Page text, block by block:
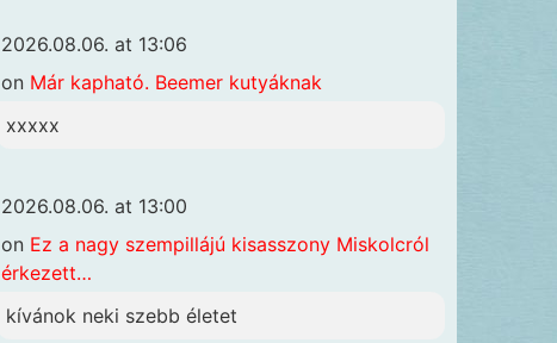
2026.08.06. at 13:06
on Már kapható. Beemer kutyáknak
xxxxx
2026.08.06. at 13:00
on Ez a nagy szempillájú kisasszony Miskolcról
érkezett…
kívánok neki szebb életet